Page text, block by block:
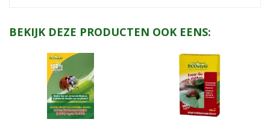
BEKIJK DEZE PRODUCTEN OOK EENS: